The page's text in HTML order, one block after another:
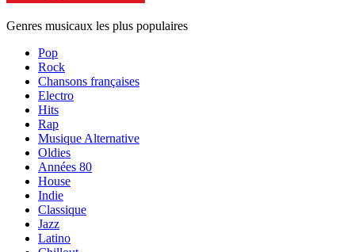
Genres musicaux les plus populaires
Pop
Rock
Chansons françaises
Electro
Hits
Rap
Musique Alternative
Oldies
Années 80
House
Indie
Classique
Jazz
Latino